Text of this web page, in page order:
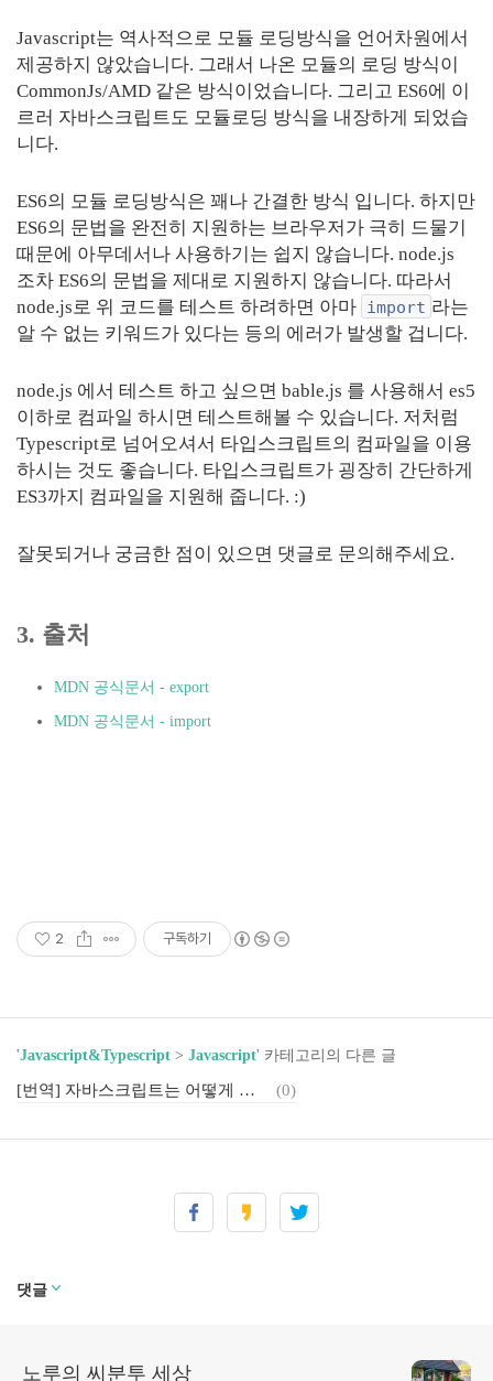
Javascript는 역사적으로 모듈 로딩방식을 언어차원에서
제공하지 않았습니다. 그래서 나온 모듈의 로딩 방식이
CommonJs/AMD 같은 방식이었습니다. 그리고 ES6에 이
르러 자바스크립트도 모듈로딩 방식을 내장하게 되었습
니다.
ES6의 모듈 로딩방식은 꽤나 간결한 방식 입니다. 하지만
ES6의 문법을 완전히 지원하는 브라우저가 극히 드물기
때문에 아무데서나 사용하기는 쉽지 않습니다. node.js
조차 ES6의 문법을 제대로 지원하지 않습니다. 따라서
node.js로 위 코드를 테스트 하려하면 아마 import 라는
알 수 없는 키워드가 있다는 등의 에러가 발생할 겁니다.
node.js 에서 테스트 하고 싶으면 bable.js 를 사용해서 es5
이하로 컴파일 하시면 테스트해볼 수 있습니다. 저처럼
Typescript로 넘어오셔서 타입스크립트의 컴파일을 이용
하시는 것도 좋습니다. 타입스크립트가 굉장히 간단하게
ES3까지 컴파일을 지원해 줍니다. :)
잘못되거나 궁금한 점이 있으면 댓글로 문의해주세요.
3. 출처
MDN 공식문서 - export
MDN 공식문서 - import
2 구독하기
'Javascript&Typescript > Javascript' 카테고리의 다른 글
[번역] 자바스크립트는 어떻게 동작할까? - JS엔진, 런타임, 콜스택에 대한 개요 (0)
댓글
노루의 씨분투 세상